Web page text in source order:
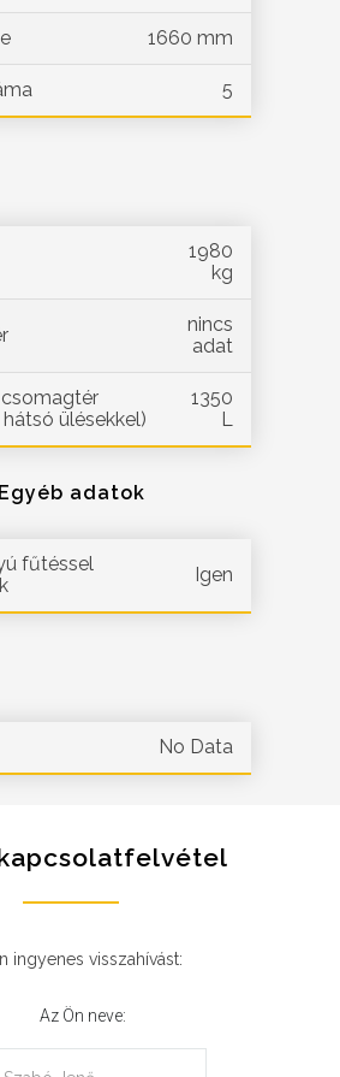
1660 mm
5
1980
kg
nincs
adat
ülésekkel)
1350
L
Egyéb adatok
fűtéssel
Igen
No Data
ingyenes visszahívást:
Az Ön neve: